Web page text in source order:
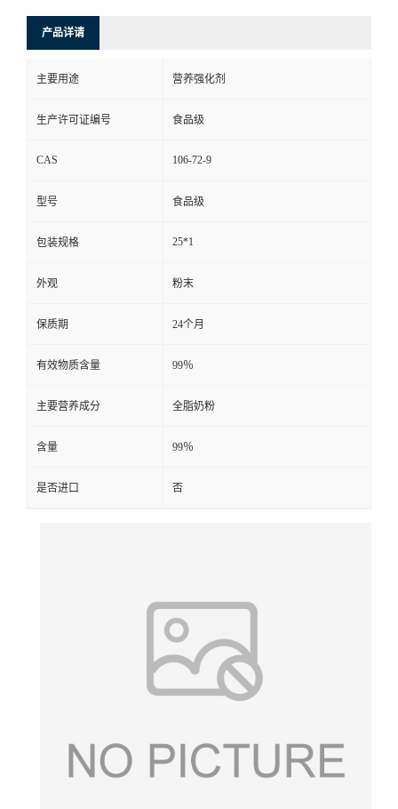
产品详请
主要用途 营养强化剂
生产许可证编号 食品级
CAS 106-72-9
型号 食品级
包装规格 25*1
外观 粉末
保质期 24个月
有效物质含量 99％
主要营养成分 全脂奶粉
含量 99％
是否进口 否